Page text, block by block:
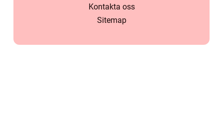
Kontakta oss
Sitemap